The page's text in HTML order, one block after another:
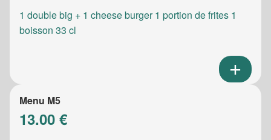
1 double big + 1 cheese burger 1 portion de frites 1
boisson 33 cl
Menu M5
13.00 €